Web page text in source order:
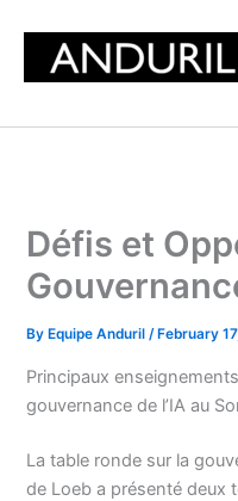
content
Défis et
By Equipe Anduril/ February
Principaux
gouvernance de l’IA au
La table ronde sur la
de Loeb a présenté deux